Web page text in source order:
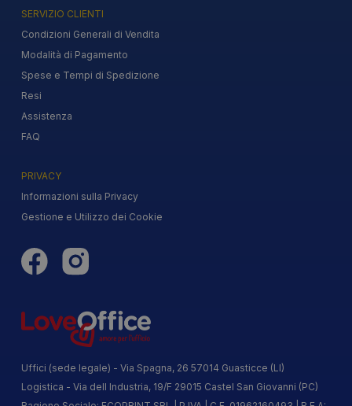
SERVIZIO CLIENTI
Condizioni Generali di Vendita
Modalità di Pagamento
Spese e Tempi di Spedizione
Resi
Assistenza
FAQ
PRIVACY
Informazioni sulla Privacy
Gestione e Utilizzo dei Cookie
Uffici (sede legale) - Via Spagna, 26 57014 Guasticce (LI)
Logistica - Via dell Industria, 19/F 29015 Castel San Giovanni (PC)